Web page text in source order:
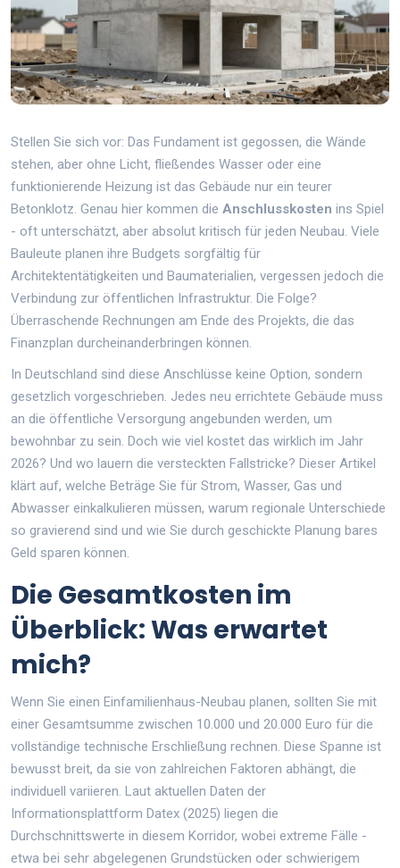
Stellen Sie sich vor: Das Fundament ist gegossen, die Wände
stehen, aber ohne Licht, fließendes Wasser oder eine
funktionierende Heizung ist das Gebäude nur ein teurer
Betonklotz. Genau hier kommen die Anschlusskosten ins Spiel
- oft unterschätzt, aber absolut kritisch für jeden Neubau. Viele
Bauleute planen ihre Budgets sorgfältig für
Architektentätigkeiten und Baumaterialien, vergessen jedoch die
Verbindung zur öffentlichen Infrastruktur. Die Folge?
Überraschende Rechnungen am Ende des Projekts, die das
Finanzplan durcheinanderbringen können.
In Deutschland sind diese Anschlüsse keine Option, sondern
gesetzlich vorgeschrieben. Jedes neu errichtete Gebäude muss
an die öffentliche Versorgung angebunden werden, um
bewohnbar zu sein. Doch wie viel kostet das wirklich im Jahr
2026? Und wo lauern die versteckten Fallstricke? Dieser Artikel
klärt auf, welche Beträge Sie für Strom, Wasser, Gas und
Abwasser einkalkulieren müssen, warum regionale Unterschiede
so gravierend sind und wie Sie durch geschickte Planung bares
Geld sparen können.
Die Gesamtkosten im
Überblick: Was erwartet
mich?
Wenn Sie einen Einfamilienhaus-Neubau planen, sollten Sie mit
einer Gesamtsumme zwischen 10.000 und 20.000 Euro für die
vollständige technische Erschließung rechnen. Diese Spanne ist
bewusst breit, da sie von zahlreichen Faktoren abhängt, die
individuell variieren. Laut aktuellen Daten der
Informationsplattform Datex (2025) liegen die
Durchschnittswerte in diesem Korridor, wobei extreme Fälle -
etwa bei sehr abgelegenen Grundstücken oder schwierigem